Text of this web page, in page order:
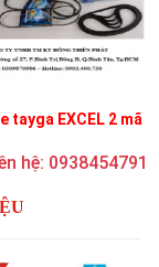
tayga EXCEL 2 mã
hệ: 0938454791